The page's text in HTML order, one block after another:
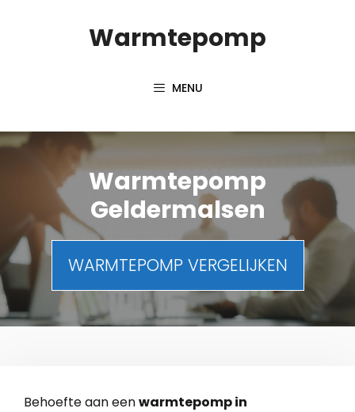
Warmtepomp
MENU
Warmtepomp
Geldermalsen
WARMTEPOMP VERGELIJKEN
Behoefte aan eenwarmtepomp in